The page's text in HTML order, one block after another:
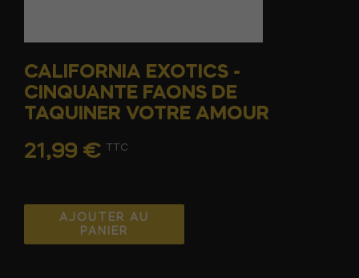
CALIFORNIA EXOTICS -
CINQUANTE FAONS DE
TAQUINER VOTRE AMOUR
21,99 € TTC
AJOUTER AU
PANIER